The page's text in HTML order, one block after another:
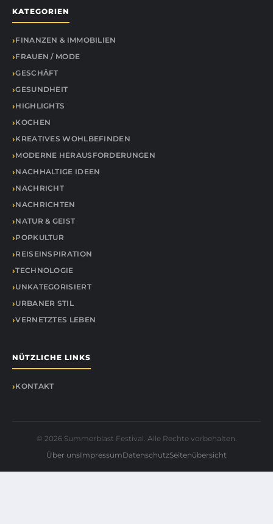
KATEGORIEN
FINANZEN & IMMOBILIEN
FRAUEN / MODE
GESCHÄFT
GESUNDHEIT
HIGHLIGHTS
KOCHEN
KREATIVES WOHLBEFINDEN
MODERNE HERAUSFORDERUNGEN
NACHHALTIGE IDEEN
NACHRICHT
NACHRICHTEN
NATUR & GEIST
POPKULTUR
REISEINSPIRATION
TECHNOLOGIE
UNKATEGORISIERT
URBANER STIL
VERNETZTES LEBEN
NÜTZLICHE LINKS
KONTAKT
© 2026 Summerblast Festival. Alle Rechte vorbehalten.
Über unsImpressumDatenschutzSeitenübersicht